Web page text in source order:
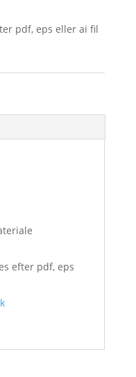
pdf, eps eller ai fil
efter pdf, eps